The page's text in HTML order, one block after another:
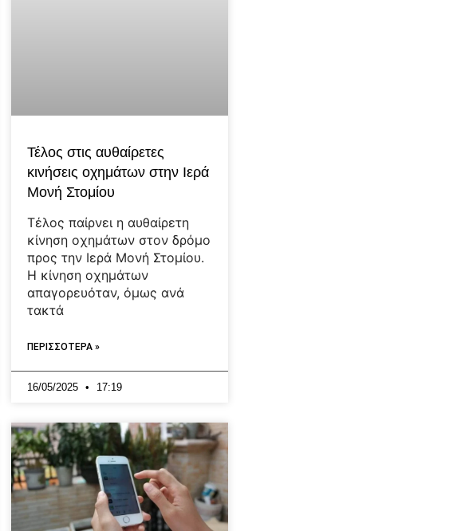
Τέλος στις αυθαίρετες
κινήσεις οχημάτων στην Ιερά
Μονή Στομίου
Τέλος παίρνει η αυθαίρετη
κίνηση οχημάτων στον δρόμο
προς την Ιερά Μονή Στομίου.
Η κίνηση οχημάτων
απαγορευόταν, όμως ανά
τακτά
ΠΕΡΙΣΣΟΤΕΡΑ »
16/05/2025 17:19